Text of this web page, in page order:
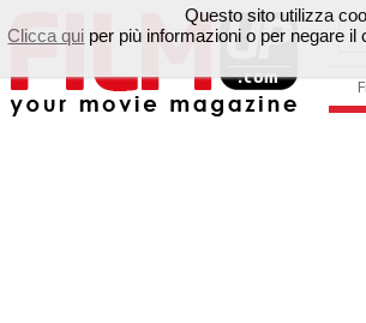
Questo sito utilizza
Clicca qui per più informazioni o per negare